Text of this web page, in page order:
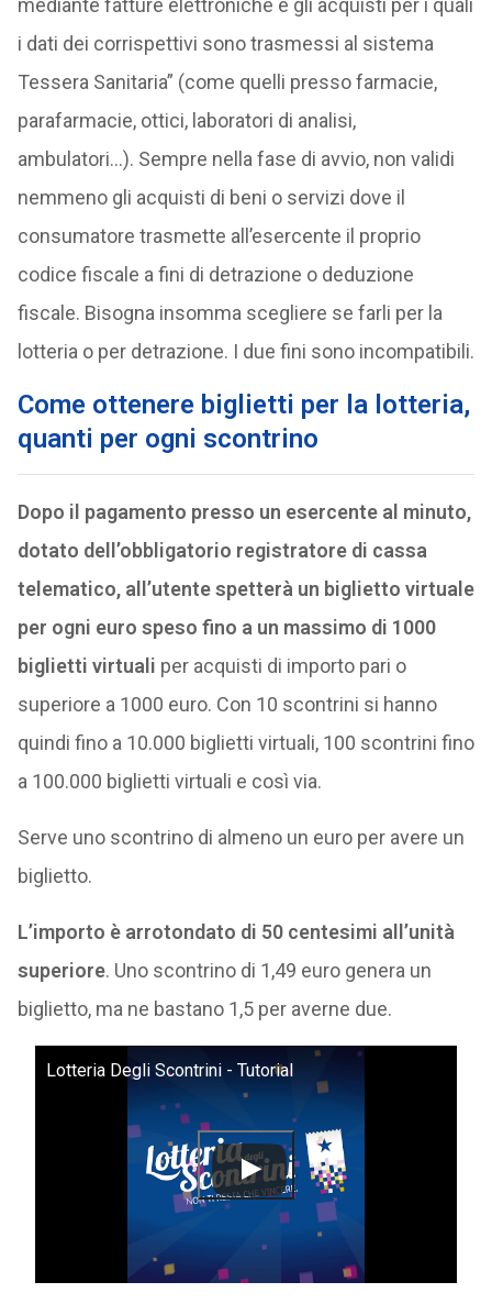
mediante fatture elettroniche e gli acquisti per i quali
i dati dei corrispettivi sono trasmessi al sistema
Tessera Sanitaria” (come quelli presso farmacie,
parafarmacie, ottici, laboratori di analisi,
ambulatori…). Sempre nella fase di avvio, non validi
nemmeno gli acquisti di beni o servizi dove il
consumatore trasmette all’esercente il proprio
codice fiscale a fini di detrazione o deduzione
fiscale. Bisogna insomma scegliere se farli per la
lotteria o per detrazione. I due fini sono incompatibili.
Come ottenere biglietti per la lotteria,
quanti per ogni scontrino
Dopo il pagamento presso un esercente al minuto,
dotato dell’obbligatorio registratore di cassa
telematico, all’utente spetterà un biglietto virtuale
per ogni euro speso fino a un massimo di 1000
biglietti virtuali per acquisti di importo pari o
superiore a 1000 euro. Con 10 scontrini si hanno
quindi fino a 10.000 biglietti virtuali, 100 scontrini fino
a 100.000 biglietti virtuali e così via.
Serve uno scontrino di almeno un euro per avere un
biglietto.
L’importo è arrotondato di 50 centesimi all’unità
superiore. Uno scontrino di 1,49 euro genera un
biglietto, ma ne bastano 1,5 per averne due.
Lotteria Degli Scontrini - Tutorial